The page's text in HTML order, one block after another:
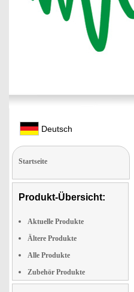
Deutsch
Startseite
Produkt-Übersicht:
Aktuelle Produkte
Ältere Produkte
Alle Produkte
Zubehör Produkte